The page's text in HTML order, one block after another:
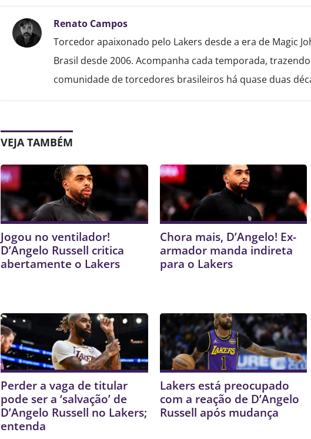
Renato Campos
Torcedor apaixonado pelo Lakers desde a era de Magic
Brasil desde 2006. Acompanha cada temporada,
comunidade de torcedores brasileiros há quase duas
VEJA TAMBÉM
Jogou no ventilador!
D’Angelo Russell critica
abertamente o Lakers
Chora mais, D’Angelo! Ex-
armador manda indireta
para o Lakers
Perder a vaga de titular
pode ser a ‘salvação’ de
D’Angelo Russell no Lakers;
entenda
Lakers está preocupado
com a reação de D’Angelo
Russell após mudança